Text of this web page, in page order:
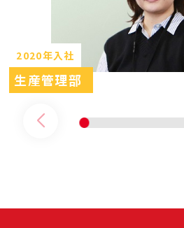
2020年入社
生産管理部